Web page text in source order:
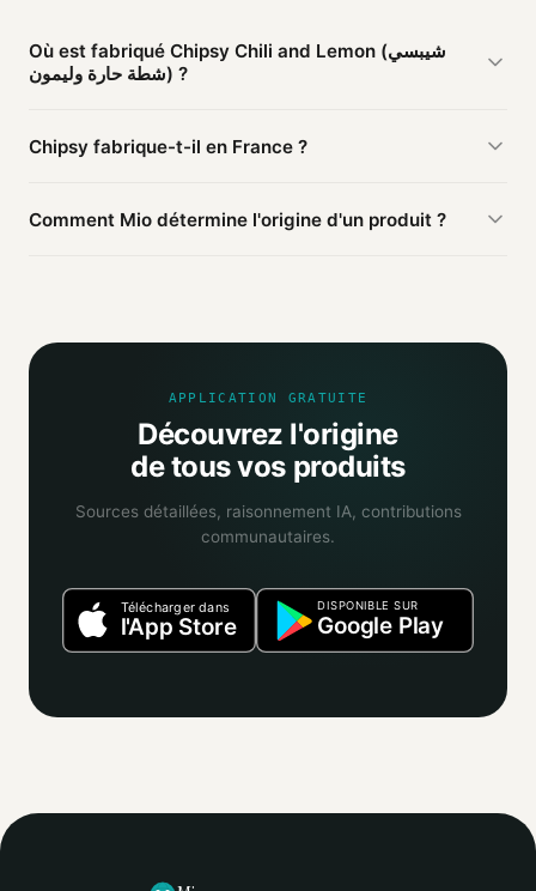
Où est fabriqué Chipsy Chili and Lemon (شيبسي
شطة حارة وليمون) ?
Chili and Lemon (شيبسي شطة حارة وليمون) de Chipsy est
Chipsy fabrique-t-il en France ?
de la marque peuvent être fabriqués ailleurs.
Comment Mio détermine l'origine d'un produit ?
selon la fiabilité des informations trouvées.
APPLICATION GRATUITE
Découvrez l'origine
de tous vos produits
Sources détaillées, raisonnement IA, contributions
communautaires.
Télécharger dans
l'App Store
DISPONIBLE SUR
Google Play